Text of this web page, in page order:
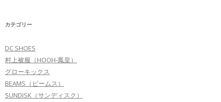
カテゴリー
DC SHOES
村上被服（HOOH-鳳皇）
グローキックス
BEAMS（ビームス）
SUNDISK（サンディスク）